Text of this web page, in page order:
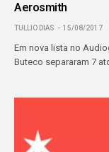
Aerosmith
TULLIO DIAS 15/08/2017
Em nova lista no
Buteco separaram 7